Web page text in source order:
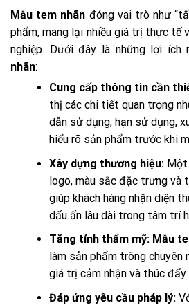
Mẫu tem nhãn đóng vai trò như
phẩm, mang lại nhiều giá trị thực tế
nghiệp. Dưới đây là những lợi ích
nhãn:
Cung cấp thông tin cần
thị các chi tiết quan trọng
dẫn sử dụng, hạn sử dụng,
hiểu rõ sản phẩm trước khi
Xây dựng thương hiệu:Một
logo, màu sắc đặc trưng và
giúp khách hàng nhận diện
dấu ấn lâu dài trong tâm trí
Tăng tính thẩm mỹ: Mẫu
làm sản phẩm trông chuyên
giá trị cảm nhận và thúc đẩy
Đáp ứng yêu cầu pháp lý: